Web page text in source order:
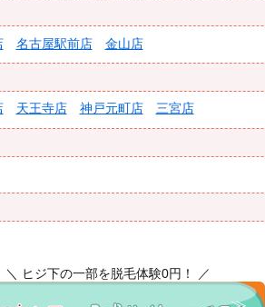
名古屋駅前店 金山店
天王寺店 神戸元町店 三宮店
＼ ヒジ下の一部を脱毛体験0円！ ／